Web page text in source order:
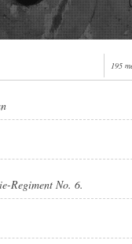
195
Regiment No. 6.